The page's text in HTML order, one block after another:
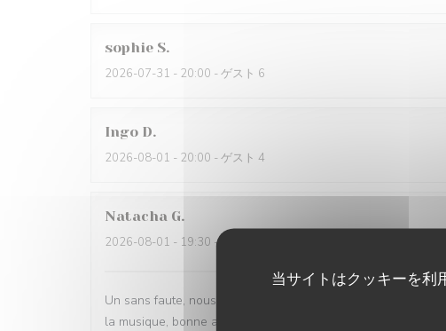
当サイトはクッキーを利
sophie S
2026-07-31 - 20:00 - ゲスト 6
Ingo D
2026-08-01 - 20:00 - ゲスト 4
Natacha G
2026-08-01 - 19:30 - ゲスト 2
Un sans faute, nous avons très bien mangé, la cuisine
la musique, bonne ambiance et serveurs très sympa. Super